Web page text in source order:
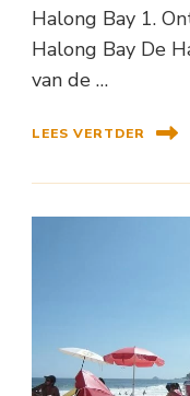
Halong Bay 1.
Halong Bay De
van de …
LEES VERTDER